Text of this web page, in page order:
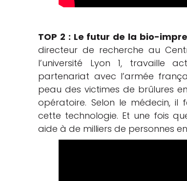
TOP 2 : Le futur de la bio-
directeur de recherche au
l’université Lyon 1, travaille
partenariat avec l’armée
peau des victimes de brûlures
opératoire. Selon le médecin,
cette technologie. Et une fois
aide à de milliers de personnes